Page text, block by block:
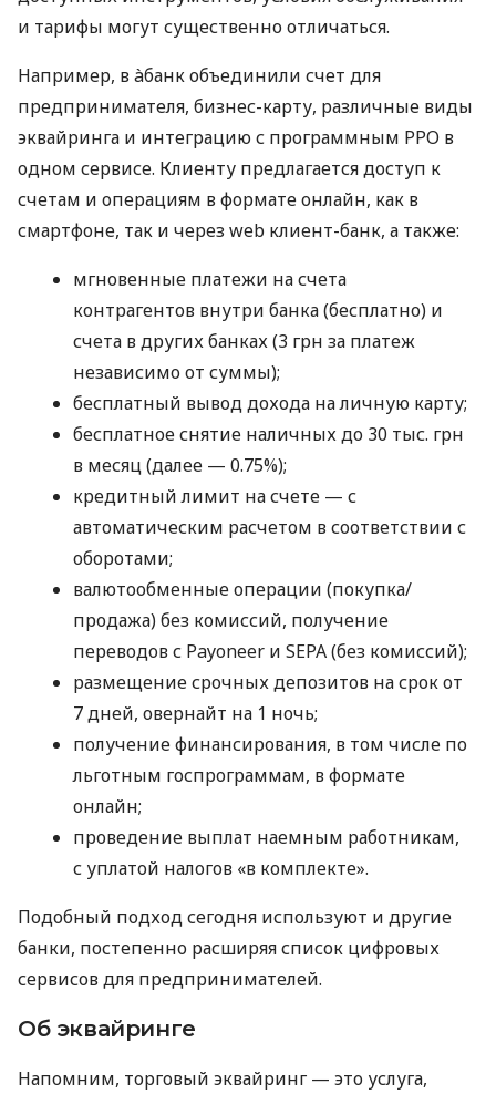
и тарифы могут существенно отличаться.
Например, в àбанк объединили счет для
предпринимателя, бизнес-карту, различные виды
эквайринга и интеграцию с программным РРО в
одном сервисе. Клиенту предлагается доступ к
счетам и операциям в формате онлайн, как в
смартфоне, так и через web клиент-банк, а также:
мгновенные платежи на счета
контрагентов внутри банка (бесплатно) и
счета в других банках (3 грн за платеж
независимо от суммы);
бесплатный вывод дохода на личную карту;
бесплатное снятие наличных до 30 тыс. грн
в месяц (далее — 0.75%);
кредитный лимит на счете — с
автоматическим расчетом в соответствии с
оборотами;
валютообменные операции (покупка/
продажа) без комиссий, получение
переводов с Payoneer и SEPA (без комиссий);
размещение срочных депозитов на срок от
7 дней, овернайт на 1 ночь;
получение финансирования, в том числе по
льготным госпрограммам, в формате
онлайн;
проведение выплат наемным работникам,
с уплатой налогов «в комплекте».
Подобный подход сегодня используют и другие
банки, постепенно расширяя список цифровых
сервисов для предпринимателей.
Об эквайринге
Напомним, торговый эквайринг — это услуга,